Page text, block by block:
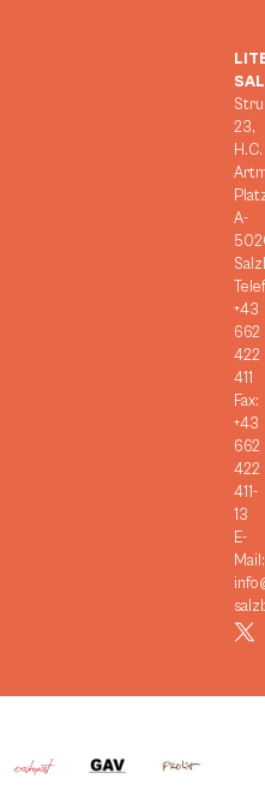
23,
H.C.
A-
+43
662
422
411
Fax:
+43
662
422
411-
13
E-
Mail: